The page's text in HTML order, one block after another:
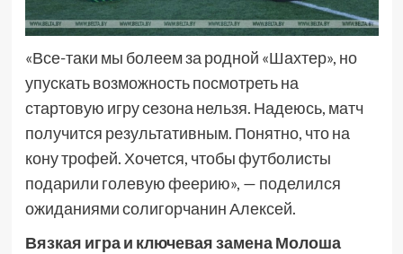
«Все-таки мы болеем за родной «Шахтер», но
упускать возможность посмотреть на
стартовую игру сезона нельзя. Надеюсь, матч
получится результативным. Понятно, что на
кону трофей. Хочется, чтобы футболисты
подарили голевую феерию», — поделился
ожиданиями солигорчанин Алексей.
Вязкая игра и ключевая замена Молоша